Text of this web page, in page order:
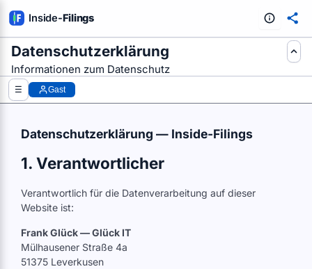
Inside-Filings
AUS SEC-FILINGS AUSWERTEN
Datenschutzerklärung
Informationen zum Datenschutz
☰ Gast
Datenschutzerklärung — Inside-Filings
1. Verantwortlicher
Verantwortlich für die Datenverarbeitung auf dieser
Website ist:
Frank Glück — Glück IT
Mülhausener Straße 4a
51375 Leverkusen